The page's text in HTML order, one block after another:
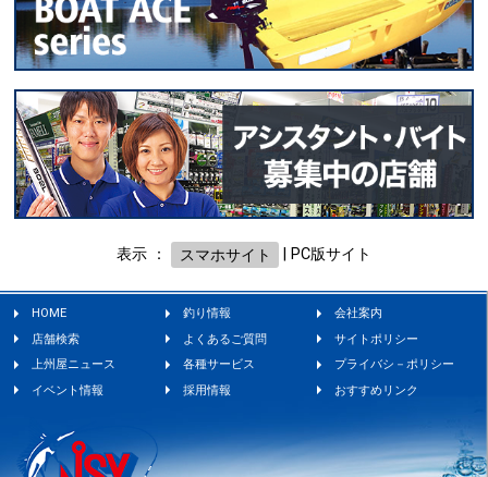
表示 ： スマホサイト PC版サイト
HOME 釣り情報
会社案内
店舗検索
よくあるご質問
サイトポリシー
上州屋ニュース
各種サービス
プライバシ－ポリシー
イベント情報
採用情報 おすすめリンク